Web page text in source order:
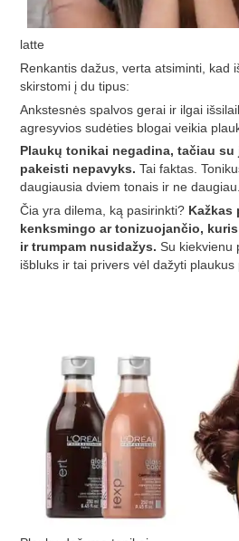
latte
Renkantis dažus, verta atsiminti, kad
skirstomi į du tipus:
Ankstesnės spalvos gerai ir ilgai
agresyvios sudėties blogai veikia
Plaukų tonikai negadina, tačiau
pakeisti nepavyks. Tai faktas.
daugiausia dviem tonais ir ne daugiau.
Čia yra dilema, ką pasirinkti? Kažkas
kenksmingo ar tonizuojančio,
ir trumpam nusidažys. Su kiekvienu
išbluks ir tai privers vėl dažyti plaukus